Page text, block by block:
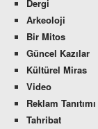
Dergi
Arkeoloji
Bir Mitos
Güncel Kazılar
Kültürel Miras
Video
Reklam Tanıtımı
Tahribat